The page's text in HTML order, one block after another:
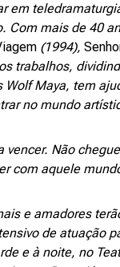
em
Com mais de 40
(1994),
trabalhos,
Wolf Maya, tem
no mundo
vencer. Não
com aquele
e amadores
de atuação
e à noite, no